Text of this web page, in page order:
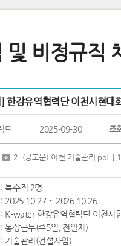
및 비정규직
한강유역협력단 이천시현대
단 2025-09-30 조
2. (공고문) 이천 기술관리.pdf [
특수직 2명
2025.10.27 ~ 2026.10.26.
K-water 한강유역협력단 이천시
통상근무(주5일, 전일제)
기술관리(건설사업)